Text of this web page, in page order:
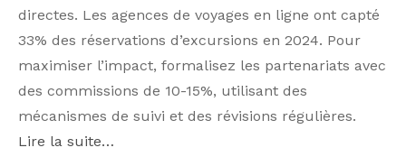
directes. Les agences de voyages en ligne ont capté
33% des réservations d’excursions en 2024. Pour
maximiser l’impact, formalisez les partenariats avec
des commissions de 10-15%, utilisant des
mécanismes de suivi et des révisions régulières.
Lire la suite…